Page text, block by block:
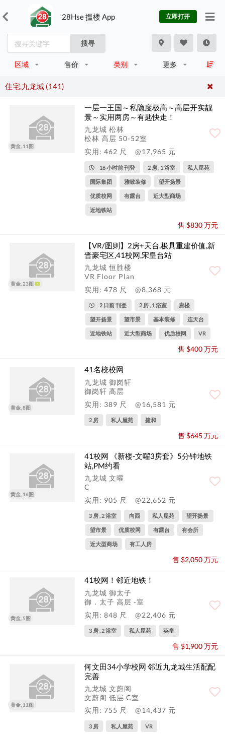
28Hse 搵楼 App 立即打开
搜寻
区域 售价 类别 更多
住宅,九龙城 (141)
黄金, 11图
一层一王国～私隐度极高～高层开实靓
景～实用两房～有匙快走！
九龙城 松林
松林 高层 50-52室
实用: 462 尺
@17,965 元
16 小时前 刊登 2 房 , 1 浴室 私人屋苑
国际集团 雅致装修 望开扬景
优质校网 有露台 近大型商场
近地铁站
售 $830 万元
黄金, 23图
【VR/图则】2房+天台,极具重建价值,新
晋豪宅区,41校网,宋皇台站
九龙城 恒胜楼
VR Floor Plan
实用: 478 尺
@8,368 元
2 日前 刊登 2 房 , 1 浴室 唐楼
望开扬景 望市景 基本装修 连天台
近地铁站 近大型商场 优质校网 VR
售 $400 万元
黄金, 8图
41名校校网
九龙城 御岗轩
御岗轩 高层
实用: 389 尺
@16,581 元
2 房 私人屋苑 捷和
售 $645 万元
黄金, 16图
41校网 《新楼-文嚁3房套》5分钟地铁
站,PM约看
九龙城 文曜
C
实用: 905 尺
@22,652 元
3 房 , 2 浴室 向西 私人屋苑 望开扬景
望市景 优质校网 有露台 有会所
近大型商场 有工人房
售 $2,050 万元
黄金, 5图
41校网！邻近地铁！
九龙城 御太子
御．太子 高层 -室
实用: 848 尺
@22,406 元
3 房 , 2 浴室 私人屋苑 英皇
售 $1,900 万元
黄金, 11图
何文田34小学校网 邻近九龙城生活配配
完善
九龙城 文蔚阁
文蔚阁 低层 C室
实用: 755 尺
@14,437 元
3 房 私人屋苑 VR